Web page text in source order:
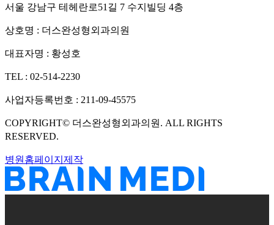
서울 강남구 테헤란로51길 7 수지빌딩 4층
상호명 : 더스완성형외과의원
대표자명 : 황성호
TEL : 02-514-2230
사업자등록번호 : 211-09-45575
COPYRIGHT© 더스완성형외과의원 . ALL RIGHTS
RESERVED.
병원홈페이지제작